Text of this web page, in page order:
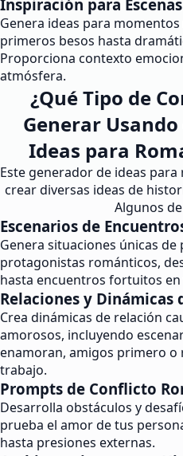
Inspiración para
Genera ideas para
primeros besos hasta
Proporciona contexto
atmósfera.
¿Qué Tipo de
Generar
Ideas para
Este generador de ideas
crear diversas ideas de
Algunos
Escenarios de
Genera situaciones únicas
protagonistas románticos,
hasta encuentros fortuitos en
Relaciones y Dinámicas
Crea dinámicas de relación
amorosos, incluyendo
enamoran, amigos primero o
trabajo.
Prompts de Conflicto
Desarrolla obstáculos y
prueba el amor de tus
hasta presiones externas.